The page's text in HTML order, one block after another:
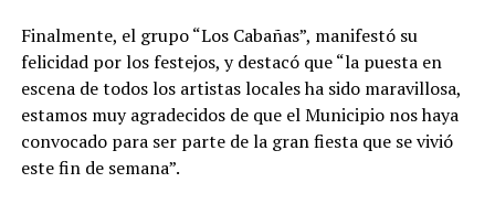
Finalmente, el grupo “Los Cabañas”, manifestó su
felicidad por los festejos, y destacó que “la puesta en
escena de todos los artistas locales ha sido maravillosa,
estamos muy agradecidos de que el Municipio nos haya
convocado para ser parte de la gran fiesta que se vivió
este fin de semana”.